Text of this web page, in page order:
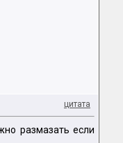
цитата
размазать если